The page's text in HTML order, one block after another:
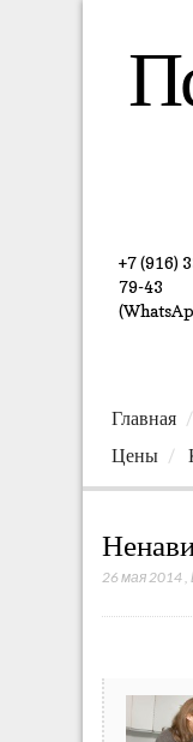
+7 (916)
79-43
Главная
Цены
26 мая 2014,